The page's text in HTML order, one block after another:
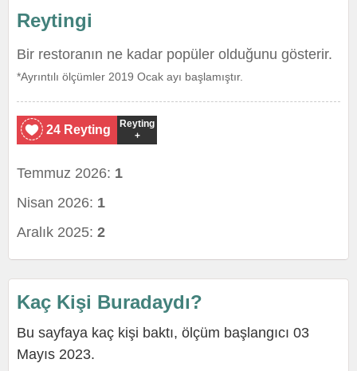
Reytingi
Bir restoranın ne kadar popüler olduğunu gösterir.
*Ayrıntılı ölçümler 2019 Ocak ayı başlamıştır.
24 Reyting
Reyting
+
Temmuz 2026: 1
Nisan 2026: 1
Aralık 2025: 2
Kaç Kişi Buradaydı?
Bu sayfaya kaç kişi baktı, ölçüm başlangıcı 03
Mayıs 2023.